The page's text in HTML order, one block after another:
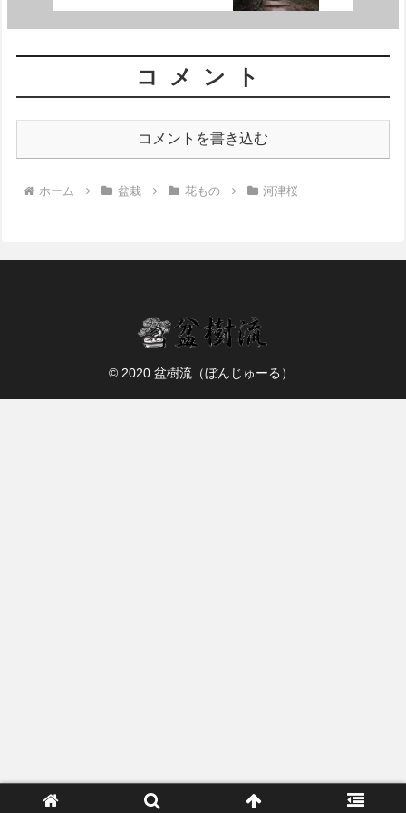
コメント
コメントを書き込む
ホーム 盆栽 花もの 河津桜
© 2020 盆樹流（ぼんじゅーる）.